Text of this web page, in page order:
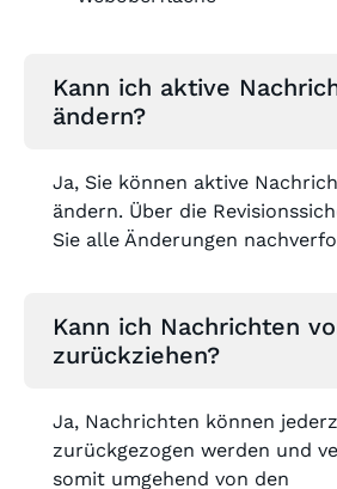
Kann ich aktive
ändern?
Ja, Sie können aktive
ändern. Über die
Sie alle Änderungen
Kann ich Nachrichten
zurückziehen?
Ja, Nachrichten können
zurückgezogen werden und
somit umgehend von den